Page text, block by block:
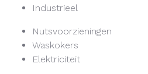
Industrieel
Nutsvoorzieningen
Waskokers
Elektriciteit